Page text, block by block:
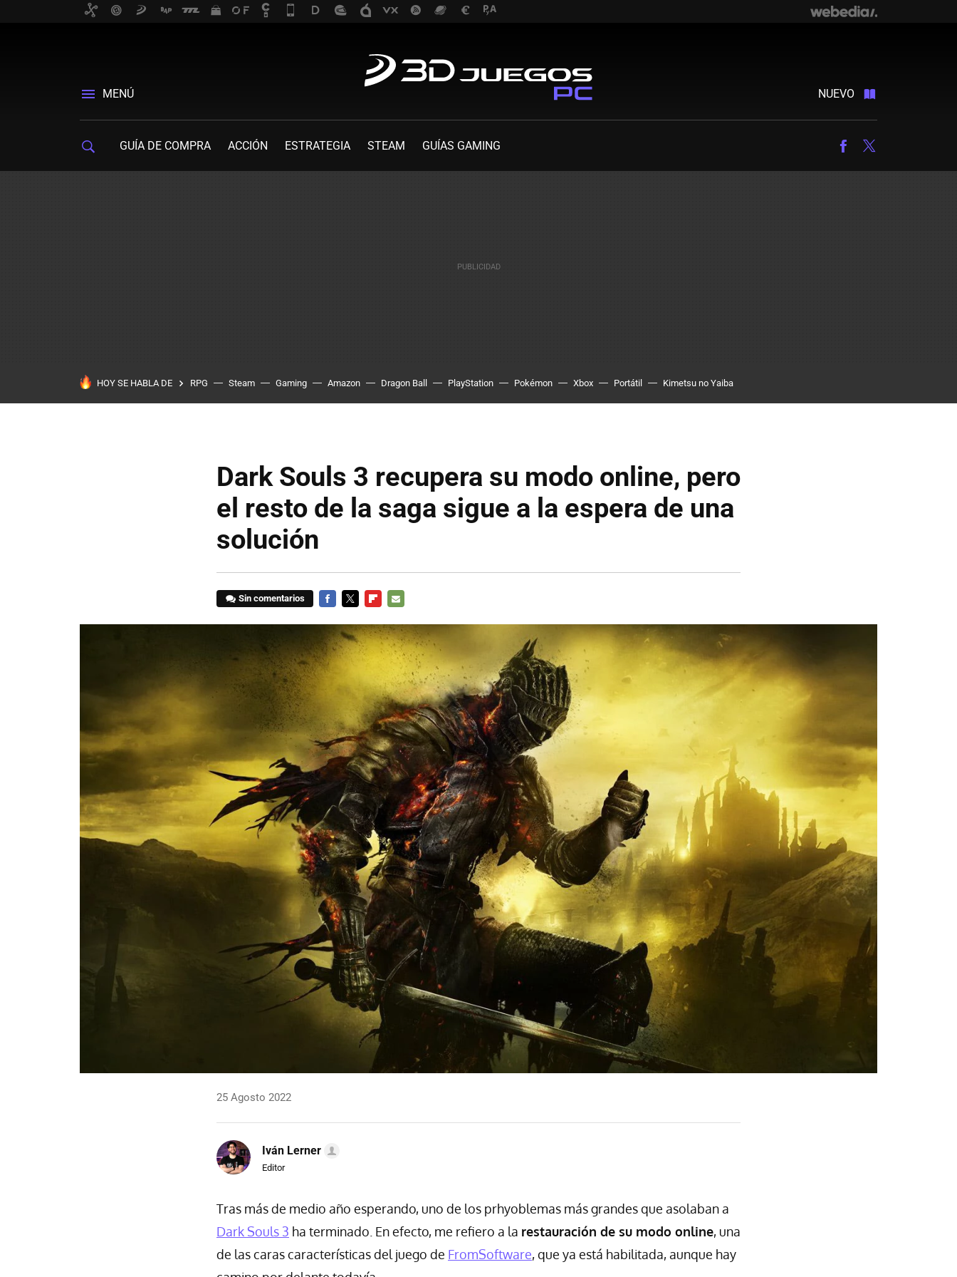
MENÚ NUEVO
GUÍA DE COMPRA ACCIÓN ESTRATEGIA STEAM GUÍAS GAMING Facebook
HOY SE HABLA DE RPG Steam Gaming Amazon Dragon Ball PlayStation Pokémon Xbox Portátil Kimetsu no Yaiba
Dark Souls 3 recupera su modo online, pero
el resto de la saga sigue a la espera de una
solución
Sin comentarios
MAIL
25 Agosto 2022
Iván Lerner
Editor
Tras más de medio año esperando, uno de los prhyoblemas más grandes que asolaban a
Dark Souls 3 ha terminado. En efecto, me refiero a la restauración de su modo online, una
de las caras características del juego de FromSoftware, que ya está habilitada, aunque hay